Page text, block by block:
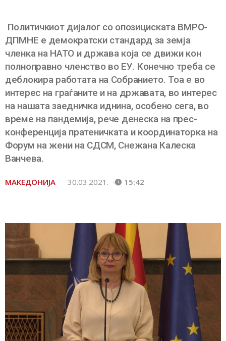
Политичкиот дијалог со опозициската ВМРО-
ДПМНЕ е демократски стандард за земја
членка на НАТО и држава која се движи кон
полноправно членство во ЕУ. Конечно треба се
деблокира работата на Собранието. Тоа е во
интерес на граѓаните и на државата, во интерес
на нашата заедничка иднина, особено сега, во
време на пандемија, рече денеска на прес-
конференција пратеничката и координаторка на
Форум на жени на СДСМ, Снежана Калеска
Ванчева.
МАКЕДОНИЈА 30.03.2021. 15:42